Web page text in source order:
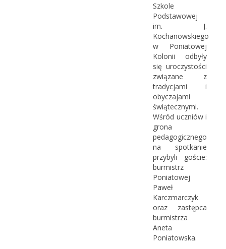
Szkole
Podstawowej
im. J.
Kochanowskiego
w Poniatowej
Kolonii odbyły
się uroczystości
związane z
tradycjami i
obyczajami
świątecznymi.
Wśród uczniów i
grona
pedagogicznego
na spotkanie
przybyli goście:
burmistrz
Poniatowej
Paweł
Karczmarczyk
oraz zastępca
burmistrza
Aneta
Poniatowska.